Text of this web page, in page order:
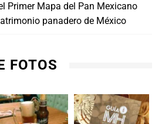
Primer Mapa del Pan Mexicano
panadero de México
FOTOS